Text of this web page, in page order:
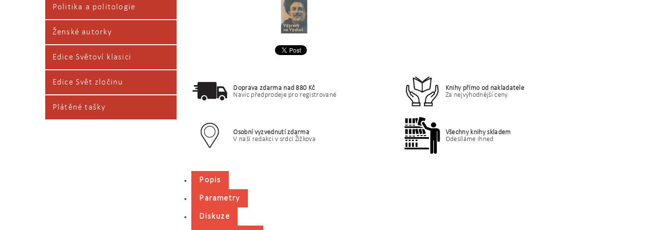
Politika a politologie
Ženské autorky
Edice Světoví klasici
Edice Svět zločinu
Plátěné tašky
Doprava zdarma nad 880 Kč
Navíc předprodeje pro registrované
Knihy přímo od nakladatele
Za nejvýhodnější ceny
Osobní vyzvednutí zdarma
V naší redakci v srdci Žižkova
Všechny knihy skladem
Odesíláme ihned
Popis
Parametry
Diskuze